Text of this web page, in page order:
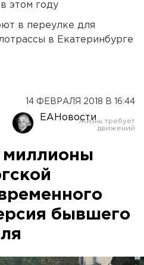
этом году
в переулке для
в Екатеринбурге
14 ФЕВРАЛЯ 2018 В 16:44
ЕАНовости
миллионы
бывшего